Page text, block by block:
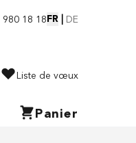
980 18 18 FR DE
Liste de vœux
Panier